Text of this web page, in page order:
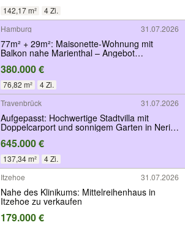
142,17 m²
4 Zi.
Hamburg
31.07.2026
77m² + 29m²: Maisonette-Wohnung mit
Balkon nahe Marienthal – Angebot
380.000 €
76,82 m²
4 Zi.
Travenbrück
31.07.2026
Aufgepasst: Hochwertige Stadtvilla mit
Doppelcarport und sonnigem Garten in Neritz
zu verkaufen
645.000 €
137,34 m²
4 Zi.
Itzehoe
31.07.2026
Nahe des Klinikums: Mittelreihenhaus in
Itzehoe zu verkaufen
179.000 €